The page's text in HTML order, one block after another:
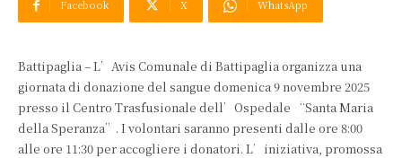
Facebook X WhatsApp
Battipaglia – L’Avis Comunale di Battipaglia organizza una
giornata di donazione del sangue domenica 9 novembre 2025
presso il Centro Trasfusionale dell’Ospedale “Santa Maria
della Speranza”. I volontari saranno presenti dalle ore 8:00
alle ore 11:30 per accogliere i donatori. L’iniziativa, promossa